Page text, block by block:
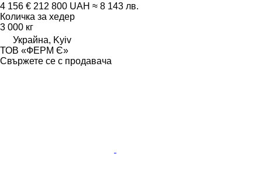
4 156 € 212 800 UAH ≈ 8 143 лв.
Количка за хедер
3 000 кг
Украйна, Kyiv
ТОВ «ФЕРМ Є»
Свържете се с продавача